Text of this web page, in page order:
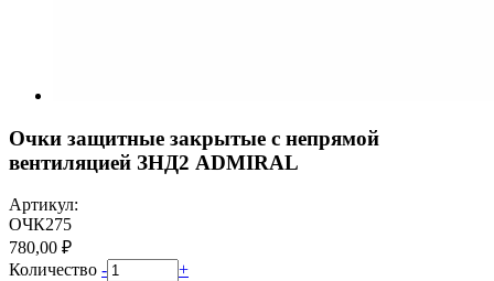
Очки защитные закрытые с непрямой
вентиляцией ЗНД2 ADMIRAL
Артикул:
ОЧК275
780,00 ₽
Количество - +